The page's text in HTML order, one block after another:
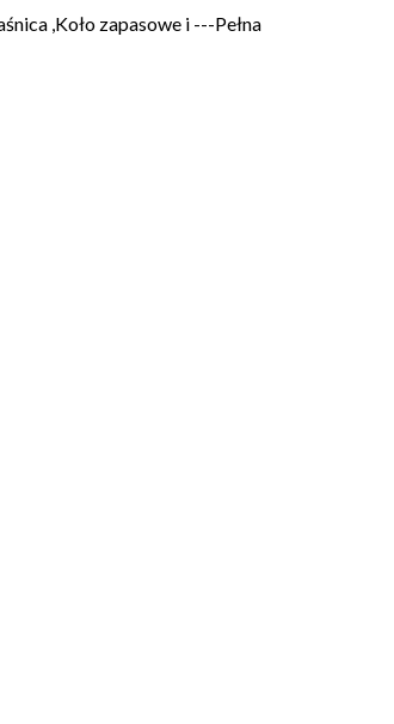
,Koło zapasowe i ---Pełna